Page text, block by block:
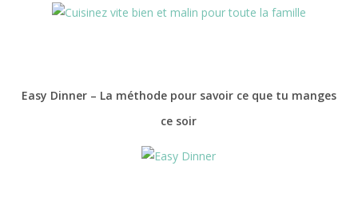
Easy Dinner – La méthode pour savoir ce que tu manges
ce soir